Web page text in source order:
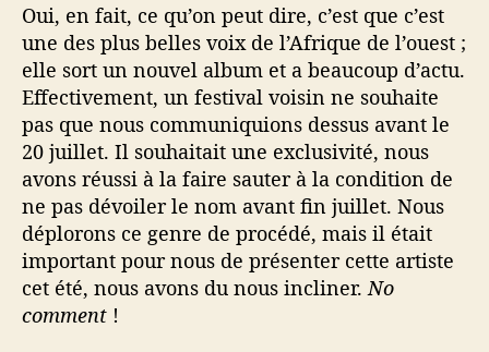
Oui, en fait, ce qu’on peut dire, c’est que c’est
une des plus belles voix de l’Afrique de l’ouest ;
elle sort un nouvel album et a beaucoup d’actu.
Effectivement, un festival voisin ne souhaite
pas que nous communiquions dessus avant le
20 juillet. Il souhaitait une exclusivité, nous
avons réussi à la faire sauter à la condition de
ne pas dévoiler le nom avant fin juillet. Nous
déplorons ce genre de procédé, mais il était
important pour nous de présenter cette artiste
cet été, nous avons du nous incliner. No
comment !